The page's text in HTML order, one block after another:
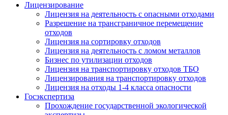
Лицензирование
Лицензия на деятельность с опасными отходами
Разрешение на трансграничное перемещение
отходов
Лицензия на сортировку отходов
Лицензия на деятельность с ломом металлов
Бизнес по утилизации отходов
Лицензия на транспортировку отходов ТБО
Лицензирования на транспортировку отходов
Лицензия на отходы 1-4 класса опасности
Госэкспертиза
Прохождение государственной экологической